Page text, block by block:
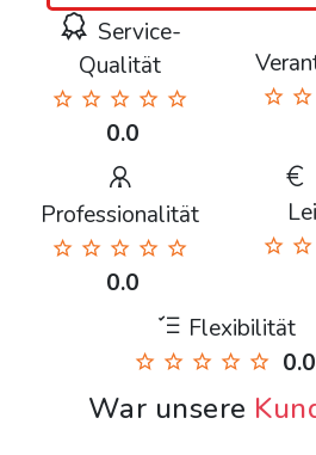
Service-
Qualität
0.0
Professionalität
0.0
Flexibilität
0.0
War unsere